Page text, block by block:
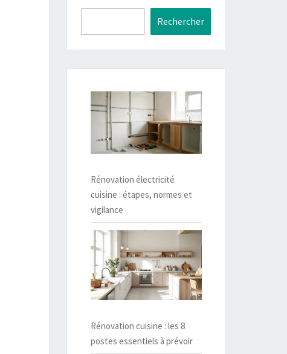
Rechercher
Rénovation électricité
cuisine : étapes, normes et
vigilance
Rénovation cuisine : les 8
postes essentiels à prévoir